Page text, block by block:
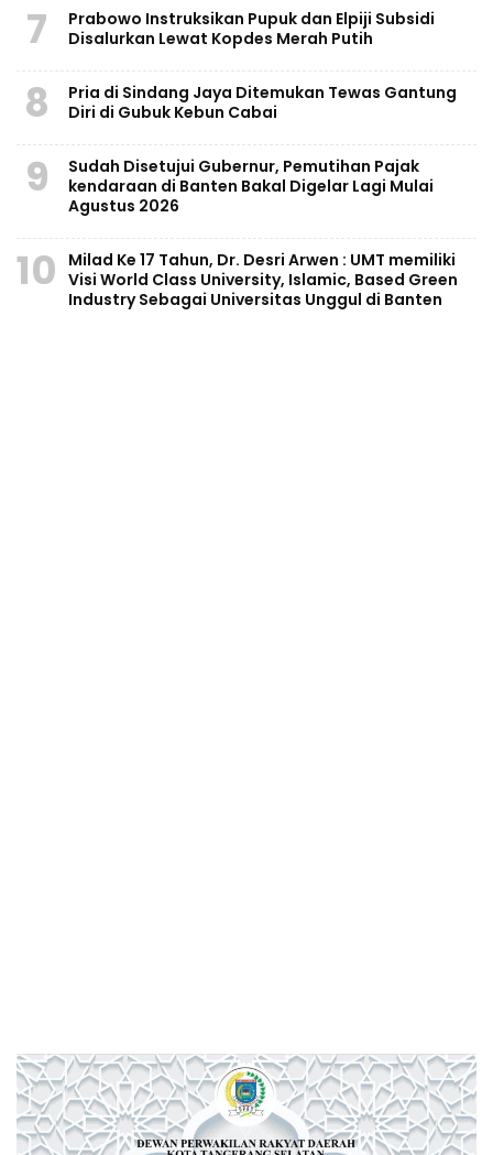
7
Prabowo Instruksikan Pupuk dan Elpiji Subsidi
Disalurkan Lewat Kopdes Merah Putih
8
Pria di Sindang Jaya Ditemukan Tewas Gantung
Diri di Gubuk Kebun Cabai
9
Sudah Disetujui Gubernur, Pemutihan Pajak
kendaraan di Banten Bakal Digelar Lagi Mulai
Agustus 2026
10
Milad Ke 17 Tahun, Dr. Desri Arwen : UMT memiliki
Visi World Class University, Islamic, Based Green
Industry Sebagai Universitas Unggul di Banten